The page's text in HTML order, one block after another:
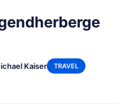
Kaiser TRAVEL